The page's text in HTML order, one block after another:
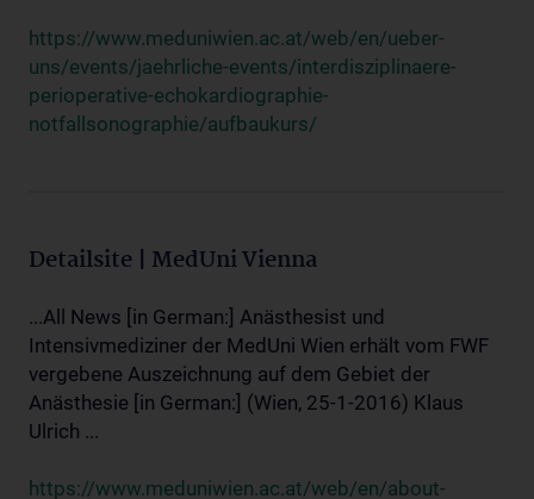
https://www.meduniwien.ac.at/web/en/ueber-
uns/events/jaehrliche-events/interdisziplinaere-
perioperative-echokardiographie-
notfallsonographie/aufbaukurs/
Detailsite | MedUni Vienna
...All News [in German:] Anästhesist und
Intensivmediziner der MedUni Wien erhält vom FWF
vergebene Auszeichnung auf dem Gebiet der
Anästhesie [in German:] (Wien, 25-1-2016) Klaus
Ulrich ...
https://www.meduniwien.ac.at/web/en/about-